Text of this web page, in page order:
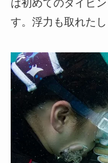
は初めてのダイビ
す。浮力も取れたし